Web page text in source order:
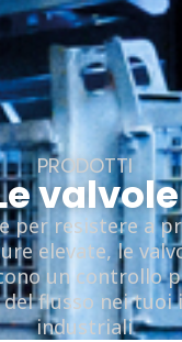
PRODOTTI
valvole
per resistere a
elevate, le
un controllo
flusso nei tuoi
industriali